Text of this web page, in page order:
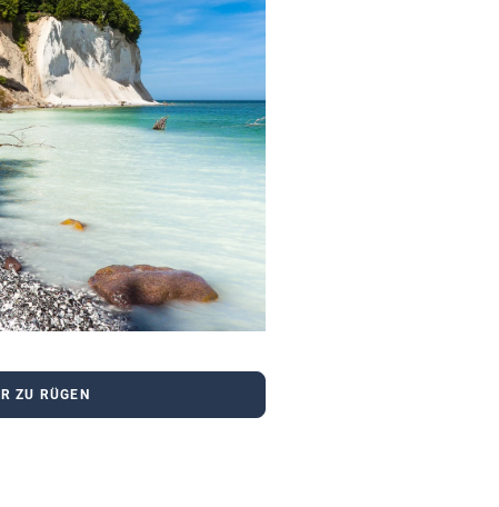
ZU RÜGEN